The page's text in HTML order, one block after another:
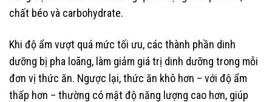
chất béo và carbohydrate.
Khi độ ẩm vượt quá mức tối ưu, các thành phần dinh
dưỡng bị pha loãng, làm giảm giá trị dinh dưỡng trong mỗi
đơn vị thức ăn. Ngược lại, thức ăn khô hơn – với độ ẩm
thấp hơn – thường có mật độ năng lượng cao hơn, giúp